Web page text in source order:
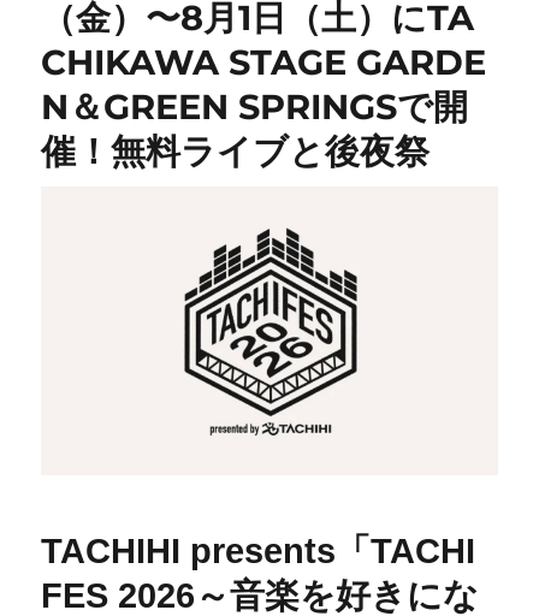
（金）〜8月1日（土）にTA
CHIKAWA STAGE GARDE
N＆GREEN SPRINGSで開
催！無料ライブと後夜祭
TACHIHI presents「TACHI
FES 2026～音楽を好きにな